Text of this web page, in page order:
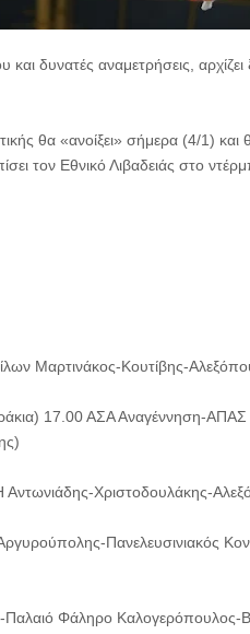
και δυνατές αναμετρήσεις,
θα «ανοίξει» σήμερα (4/1)
τον Εθνικό Λιβαδειάς στο
Μαρτινάκος-Κουτίβης-
17.00 ΑΣΑ Αναγέννηση-ΑΠΑΣ
Χριστοδουλάκης-
Πανελευσινιακός
Παλαιό Φάληρο Καλογερόπουλος-